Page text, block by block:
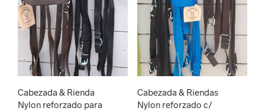
Cabezada & Rienda
Nylon reforzado para
Cabezada & Riendas
Nylon reforzado c/